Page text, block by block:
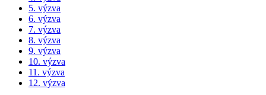
5. výzva
6. výzva
7. výzva
8. výzva
9. výzva
10. výzva
11. výzva
12. výzva